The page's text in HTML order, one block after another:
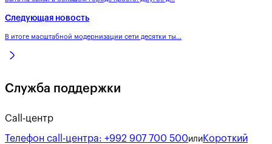
Следующая новость
В итоге масштабной модернизации сети десятки ты...
Служба поддержки
Call-центр
Телефон call-центра: +992 907 700 500или Короткий